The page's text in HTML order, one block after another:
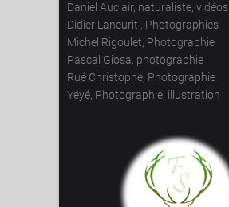
Daniel Auclair, naturaliste, vidéos
Didier Laneurit , Photographies
Michel Rigoulet, Photographie
Pascal Giosa, photographie
Rué Christophe, Photographie
Yéyé, Photographie, illustration